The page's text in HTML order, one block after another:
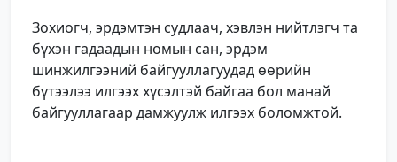
Зохиогч, эрдэмтэн судлаач, хэвлэн нийтлэгч та
бүхэн гадаадын номын сан, эрдэм
шинжилгээний байгууллагуудад өөрийн
бүтээлээ илгээх хүсэлтэй байгаа бол манай
байгууллагаар дамжуулж илгээх боломжтой.